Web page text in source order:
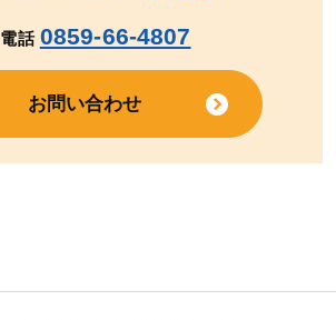
電話 0859-66-4807
お問い合わせ